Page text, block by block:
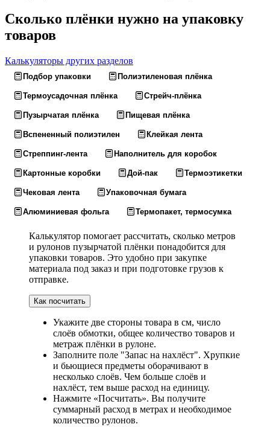
Сколько плёнки нужно на упаковку
товаров
Калькуляторы других разделов
Подбор упаковки Полиэтиленовая плёнка
Термоусадочная плёнка Стрейч-плёнка
Пузырчатая плёнка Пищевая плёнка
Вспененный полиэтилен Клейкая лента
Стреппинг-лента Наполнитель для коробок
Картонные коробки Дой-пак Термоэтикетки
Чековая лента Упаковочная бумага
Алюминиевая фольга Термопакет, термосумка
Калькулятор помогает рассчитать, сколько метров
и рулонов пузырчатой плёнки понадобится для
упаковки товаров. Это удобно при закупке
материала под заказ и при подготовке грузов к
отправке.
Как посчитать
Укажите две стороны товара в см, число
слоёв обмотки, общее количество товаров и
метраж плёнки в рулоне.
Заполните поле "Запас на нахлёст". Хрупкие
и бьющиеся предметы оборачивают в
несколько слоёв. Чем больше слоёв и
нахлёст, тем выше расход на единицу.
Нажмите «Посчитать». Вы получите
суммарный расход в метрах и необходимое
количество рулонов.